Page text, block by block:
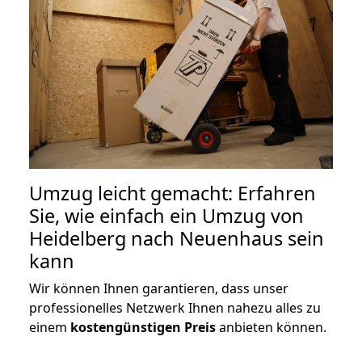
Umzug leicht gemacht: Erfahren
Sie, wie einfach ein Umzug von
Heidelberg nach Neuenhaus sein
kann
Wir können Ihnen garantieren, dass unser
professionelles Netzwerk Ihnen nahezu alles zu
einem kostengünstigen Preisanbieten können.